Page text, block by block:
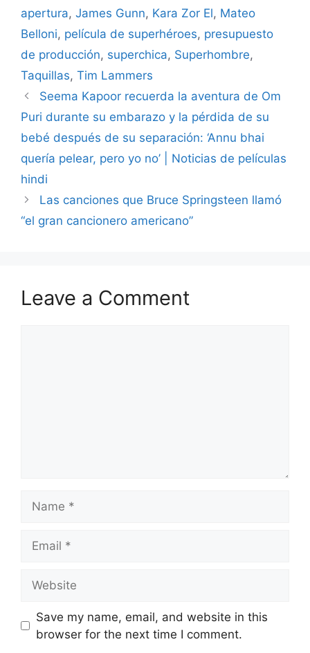
apertura, James Gunn, Kara Zor El, Mateo
Belloni, película de superhéroes, presupuesto
de producción, superchica, Superhombre,
Taquillas, Tim Lammers
Seema Kapoor recuerda la aventura de Om
Puri durante su embarazo y la pérdida de su
bebé después de su separación: ‘Annu bhai
quería pelear, pero yo no’ | Noticias de películas
hindi
Las canciones que Bruce Springsteen llamó
“el gran cancionero americano”
Leave a Comment
Save my name, email, and website in this
browser for the next time I comment.